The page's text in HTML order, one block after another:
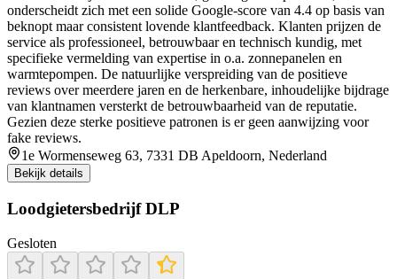
onderscheidt zich met een solide Google-score van 4.4 op basis van
beknopt maar consistent lovende klantfeedback. Klanten prijzen de
service als professioneel, betrouwbaar en technisch kundig, met
specifieke vermelding van expertise in o.a. zonnepanelen en
warmtepompen. De natuurlijke verspreiding van de positieve
reviews over meerdere jaren en de herkenbare, inhoudelijke bijdrage
van klantnamen versterkt de betrouwbaarheid van de reputatie.
Gezien deze sterke positieve patronen is er geen aanwijzing voor
fake reviews.
1e Wormenseweg 63, 7331 DB Apeldoorn, Nederland
Bekijk details
Loodgietersbedrijf DLP
Gesloten